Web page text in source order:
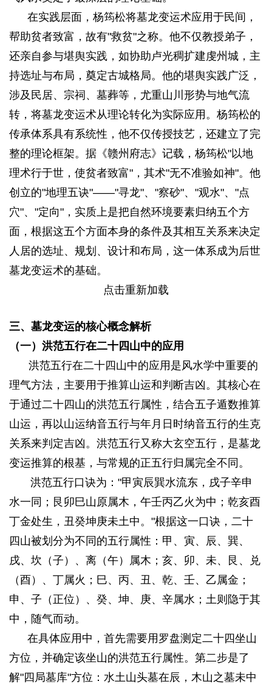
在实践层面，杨筠松将墓龙变运术应用于民间，
帮助贫者致富，故有"救贫"之称。他不仅教授弟子，
还亲自参与堪舆实践，如协助卢光稠扩建虔州城，主
持选址与布局，奠定古城格局。他的堪舆实践广泛，
涉及民居、宗祠、墓葬等，尤重山川形势与地气流
转，将墓龙变运术从理论转化为实际应用。杨筠松的
传承体系具有系统性，他不仅传授技艺，还建立了完
整的理论框架。据《赣州府志》记载，杨筠松"以地
理术行于世，使贫者致富"，其术"无不准验如神"。他
创立的"地理五诀"——"寻龙"、"察砂"、"观水"、"点
穴"、"定向"，实质上是把自然环境要素归纳五个方
面，根据这五个方面本身的条件及其相互关系来决定
人居的选址、规划、设计和布局，这一体系成为后世
墓龙变运术的基础。
点击重新加载
三、墓龙变运的核心概念解析
（一）洪范五行在二十四山中的应用
洪范五行在二十四山中的应用是风水学中重要的
理气方法，主要用于推算山运和判断吉凶。其核心在
于通过二十四山的洪范五行属性，结合五子遁数推算
山运，再以山运纳音五行与年月日时纳音五行的生克
关系来判定吉凶。洪范五行又称大玄空五行，是墓龙
变运推算的根基，与常规的正五行归属完全不同。
洪范五行口诀为："甲寅辰巽水流东，戌子辛申
水一同；艮卯巳山原属木，午壬丙乙火为中；乾亥酉
丁金处生，丑癸坤庚未土中。"根据这一口诀，二十
四山被划分为不同的五行属性：甲、寅、辰、巽、
戌、坎（子）、离（午）属木；亥、卯、未、艮、兑
（酉）、丁属火；巳、丙、丑、乾、壬、乙属金；
申、子（正位）、癸、坤、庚、辛属水；土则隐于其
中，随气而动。
在具体应用中，首先需要用罗盘测定二十四坐山
方位，并确定该坐山的洪范五行属性。第二步是了
解"四局墓库"方位：水土山头墓在辰，木山之墓未中